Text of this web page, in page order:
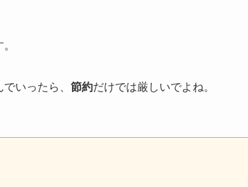
でいったら、 節約だけでは厳しいでよね。